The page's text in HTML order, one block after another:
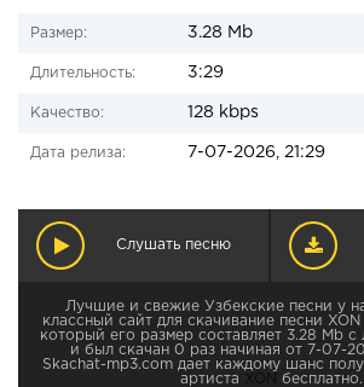
Размер: 3.28 Mb
Длительность: 3:29
Качество: 128 kbps
Дата релиза: 7-07-2026, 21:29
Слушать песню
Лучшие и свежие Узбекские песни у
классный сайт для скачивание песни
который его размер составляет 3.28 Mb
и был скачан 0 раз начиная от 7-07-
Skachat-mp3.com дает каждому шанс
артиста
XON бесплатно.